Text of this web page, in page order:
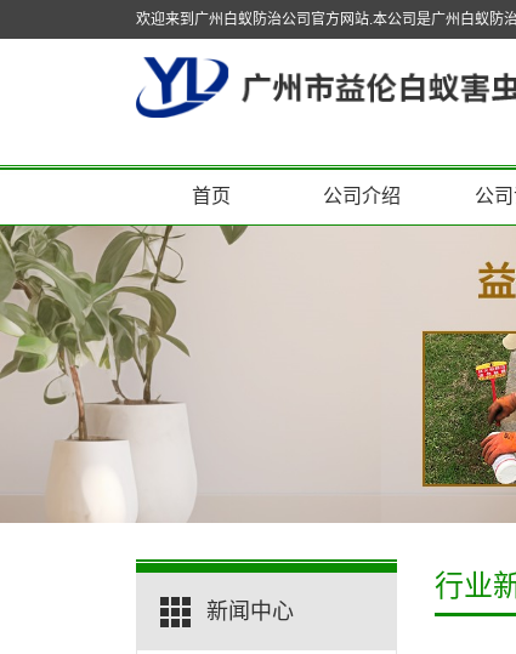
欢迎来到广州白蚁防治公司官方网站.本公司是广州白蚁防
首页 公司介绍 公
新闻中心
行业